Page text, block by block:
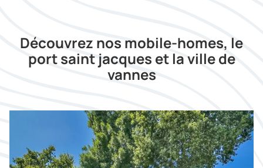
Découvrez nos mobile-homes, le
port saint jacques et la ville de
vannes